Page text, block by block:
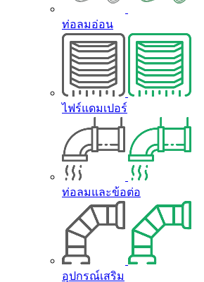
ท่อลมอ่อน
ไฟร์แดมเปอร์
ท่อลมและข้อต่อ
อุปกรณ์เสริม